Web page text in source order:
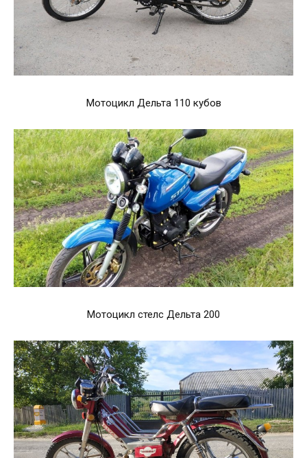
Мотоцикл Дельта 110 кубов
Мотоцикл стелс Дельта 200